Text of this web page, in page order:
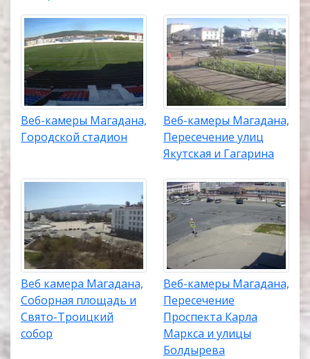
Веб-камеры Магадана,
Городской стадион
Веб-камеры Магадана,
Пересечение улиц
Якутская и Гагарина
Веб камера Магадана,
Соборная площадь и
Свято-Троицкий
собор
Веб-камеры Магадана,
Пересечение
Проспекта Карла
Маркса и улицы
Болдырева